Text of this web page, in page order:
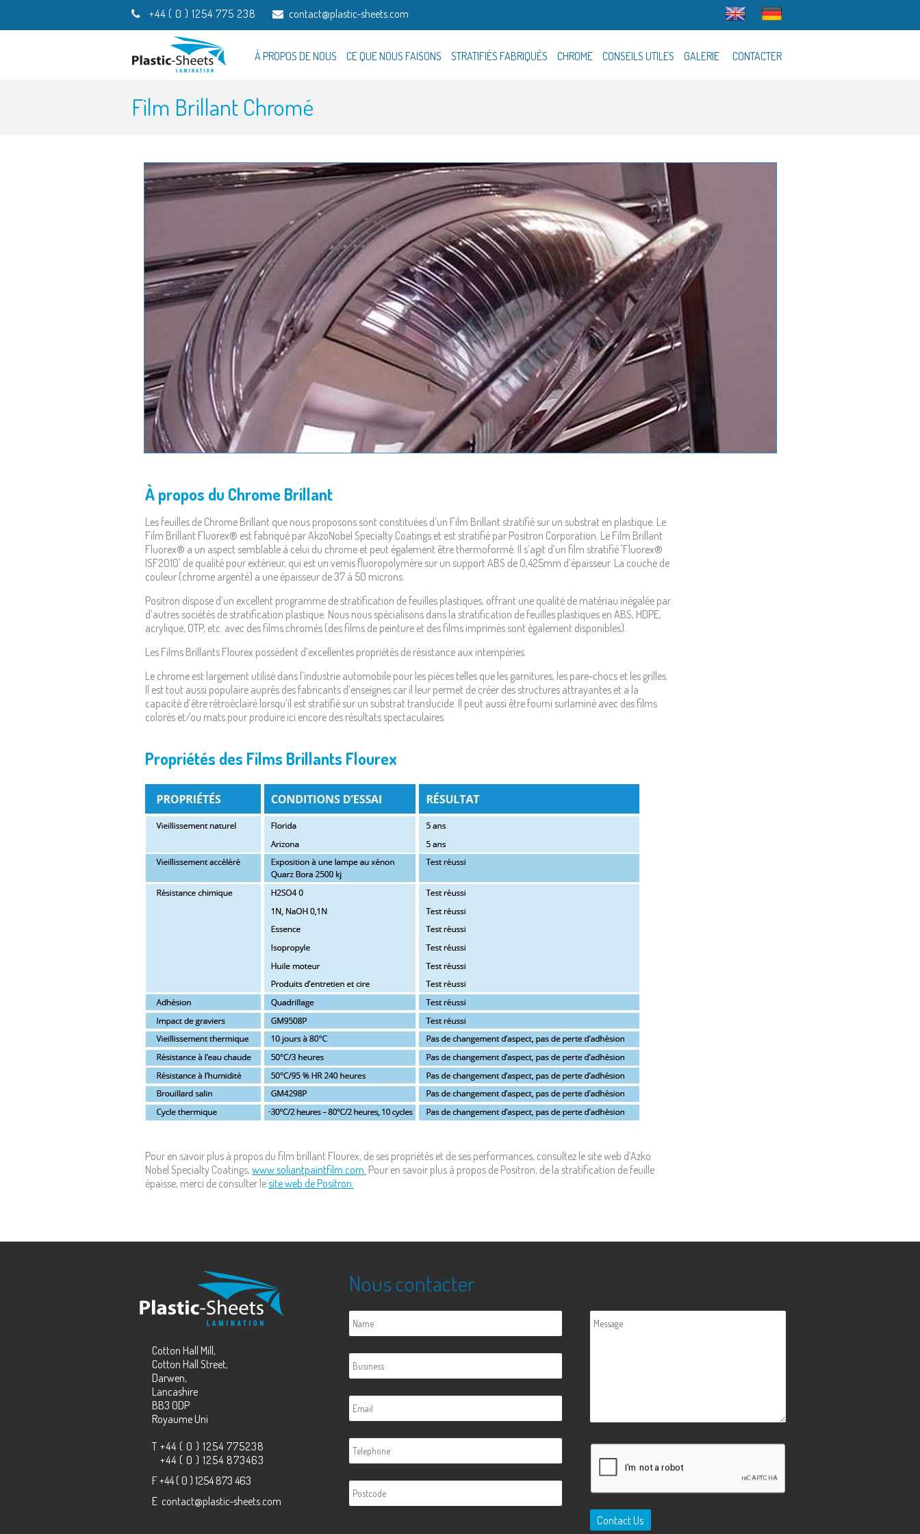
+44 ( 0 ) 1254 775 238 contact@plastic-sheets.com
À PROPOS DE NOUS CE QUE NOUS FAISONS STRATIFIÉS FABRIQUÉS CHROME CONSEILS UTILES GALERIE CONTACTER
Film Brillant Chromé
À propos du Chrome Brillant
Les feuilles de Chrome Brillant que nous proposons sont constituées d’un Film Brillant stratifié sur un substrat en plastique. Le
Film Brillant Fluorex® est fabriqué par AkzoNobel Specialty Coatings et est stratifié par Positron Corporation. Le Film Brillant
Fluorex® a un aspect semblable à celui du chrome et peut également être thermoformé. Il s’agit d’un film stratifié 'Fluorex®
ISF2010' de qualité pour extérieur, qui est un vernis fluoropolymère sur un support ABS de 0,425mm d’épaisseur. La couche de
couleur (chrome argenté) a une épaisseur de 37 à 50 microns.
Positron dispose d’un excellent programme de stratification de feuilles plastiques, offrant une qualité de matériau inégalée par
d’autres sociétés de stratification plastique. Nous nous spécialisons dans la stratification de feuilles plastiques en ABS, HDPE,
acrylique, OTP, etc. avec des films chromés (des films de peinture et des films imprimés sont également disponibles).
Les Films Brillants Flourex possèdent d’excellentes propriétés de résistance aux intempéries.
Le chrome est largement utilisé dans l’industrie automobile pour les pièces telles que les garnitures, les pare-chocs et les grilles.
Il est tout aussi populaire auprès des fabricants d’enseignes car il leur permet de créer des structures attrayantes et a la
capacité d’être rétroéclairé lorsqu’il est stratifié sur un substrat translucide. Il peut aussi être fourni surlaminé avec des films
colorés et/ou mats pour produire ici encore des résultats spectaculaires.
Propriétés des Films Brillants Flourex
Pour en savoir plus à propos du film brillant Flourex, de ses propriétés et de ses performances, consultez le site web d’Azko
Nobel Specialty Coatings, www.soliantpaintfilm.com. Pour en savoir plus à propos de Positron, de la stratification de feuille
épaisse, merci de consulter lesite web de Positron.
Cotton Hall Mill,
Cotton Hall Street,
Darwen,
Lancashire
BB3 0DP
Royaume Uni
T +44 ( 0 ) 1254 775238
+44 ( 0 ) 1254 873463
F+44 ( 0 ) 1254 873 463
E contact@plastic-sheets.com
Nous contacter